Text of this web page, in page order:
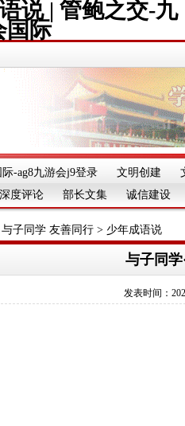
说 | 管鲍之交-九
国际
-ag8九游会j9登录 文明创建
深度评论 部长文集 诚信建设
与子同学 友善同行 > 少年成语说
与子同
发表时间：